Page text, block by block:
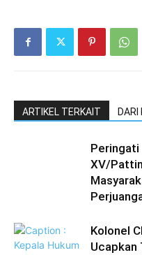
ARTIKEL TERKAIT DARI
Peringati
XV/
Kolonel
Ucapkan